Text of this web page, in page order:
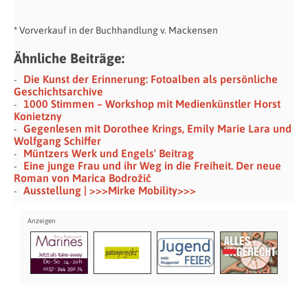
*Vorverkauf in der Buchhandlung v. Mackensen
Ähnliche Beiträge:
Die Kunst der Erinnerung: Fotoalben als persönliche
Geschichtsarchive
1000 Stimmen – Workshop mit Medienkünstler Horst
Konietzny
Gegenlesen mit Dorothee Krings, Emily Marie Lara und
Wolfgang Schiffer
Müntzers Werk und Engels' Beitrag
Eine junge Frau und ihr Weg in die Freiheit. Der neue
Roman von Marica Bodrožič
Ausstellung | >>>Mirke Mobility>>>